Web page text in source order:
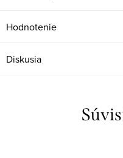
Hodnotenie
Diskusia